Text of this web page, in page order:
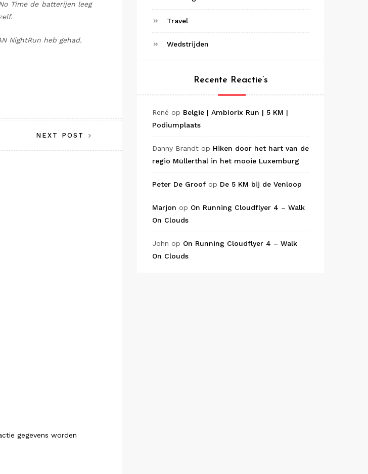
Time de batterijen leeg
NightRun heb gehad.
NEXT POST
gegevens worden
Travel
Wedstrijden
Recente Reactie’s
René op België | Ambiorix Run | 5 KM |
Podiumplaats
Danny Brandt op Hiken door het hart van de
regio Müllerthal in het mooie Luxemburg
Peter De Groof op De 5 KM bij de Venloop
Marjon op On Running Cloudflyer 4 – Walk
On Clouds
John op On Running Cloudflyer 4 – Walk
On Clouds